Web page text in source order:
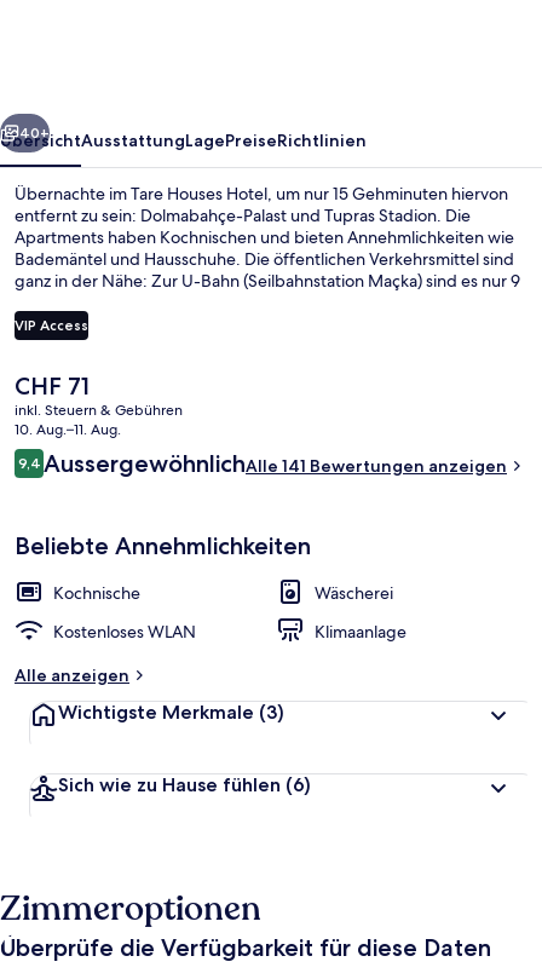
Weiter
40+
ÜbersichtAusstattungLagePreiseRichtlinien
Übernachte im Tare Houses Hotel, um nur 15 Gehminuten hiervon
entfernt zu sein: Dolmabahçe-Palast und Tupras Stadion. Die
Apartments haben Kochnischen und bieten Annehmlichkeiten wie
Bademäntel und Hausschuhe. Die öffentlichen Verkehrsmittel sind
ganz in der Nähe: Zur U-Bahn (Seilbahnstation Maçka) sind es nur 9
VIP Access
Der
aktuelle
Preis
beträgt
CHF 71.
CHF 71
inkl. Steuern & Gebühren
10. Aug.–11. Aug.
Bewertungen
9,49,4 von 10.
AussergewöhnlichAlle 141 Bewertungen anzeigen
Beliebte Annehmlichkeiten
Kochnische
Wäscherei
Kostenloses WLAN
Klimaanlage
Alle anzeigen
Wichtigste Merkmale (3)
Sich wie zu Hause fühlen (6)
Zimmeroptionen
Überprüfe die Verfügbarkeit für diese Daten